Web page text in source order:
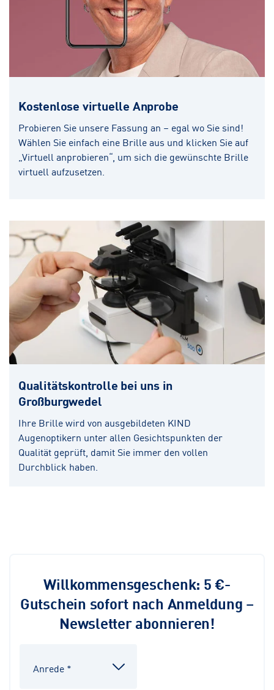
Kostenlose virtuelle Anprobe
Probieren Sie unsere Fassung an – egal wo Sie sind!
Wählen Sie einfach eine Brille aus und klicken Sie auf
„Virtuell anprobieren“, um sich die gewünschte Brille
virtuell aufzusetzen.
Qualitätskontrolle bei uns in
Großburgwedel
Ihre Brille wird von ausgebildeten KIND
Augenoptikern unter allen Gesichtspunkten der
Qualität geprüft, damit Sie immer den vollen
Durchblick haben.
Willkommensgeschenk: 5 €-
Gutschein sofort nach Anmeldung –
Newsletter abonnieren!